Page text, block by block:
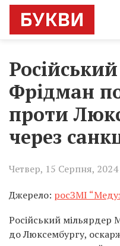
Фрідман
проти
через
Четвер, 15 Серпня,
Джерело: росЗМІ
Російський мільярдер
до Люксембургу,